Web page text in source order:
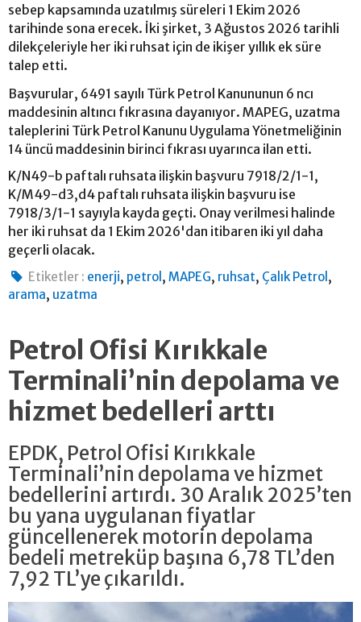
sebep kapsamında uzatılmış süreleri 1 Ekim 2026
tarihinde sona erecek. İki şirket, 3 Ağustos 2026 tarihli
dilekçeleriyle her iki ruhsat için de ikişer yıllık ek süre
talep etti.
Başvurular, 6491 sayılı Türk Petrol Kanununun 6 ncı
maddesinin altıncı fıkrasına dayanıyor. MAPEG, uzatma
taleplerini Türk Petrol Kanunu Uygulama Yönetmeliğinin
14 üncü maddesinin birinci fıkrası uyarınca ilan etti.
K/N49-b paftalı ruhsata ilişkin başvuru 7918/2/1-1,
K/M49-d3,d4 paftalı ruhsata ilişkin başvuru ise
7918/3/1-1 sayıyla kayda geçti. Onay verilmesi halinde
her iki ruhsat da 1 Ekim 2026'dan itibaren iki yıl daha
geçerli olacak.
Etiketler : enerji, petrol ,MAPEG, ruhsat, Çalık Petrol ,
arama, uzatma
Petrol Ofisi Kırıkkale
Terminali’nin depolama ve
hizmet bedelleri arttı
EPDK, Petrol Ofisi Kırıkkale
Terminali’nin depolama ve hizmet
bedellerini artırdı. 30 Aralık 2025’ten
bu yana uygulanan fiyatlar
güncellenerek motorin depolama
bedeli metreküp başına 6,78 TL’den
7,92 TL’ye çıkarıldı.